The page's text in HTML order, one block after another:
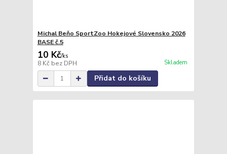
Michal Beňo SportZoo Hokejové Slovensko 2026
BASE č.5
10 Kč/ks
8 Kč bez DPH Skladem
Přidat do košíku